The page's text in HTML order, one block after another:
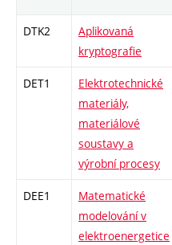
DTK2
Aplikovaná
kryptografie
DET1
Elektrotechnické
materiály,
materiálové
soustavy a
výrobní procesy
DEE1
Matematické
modelování v
elektroenergetice